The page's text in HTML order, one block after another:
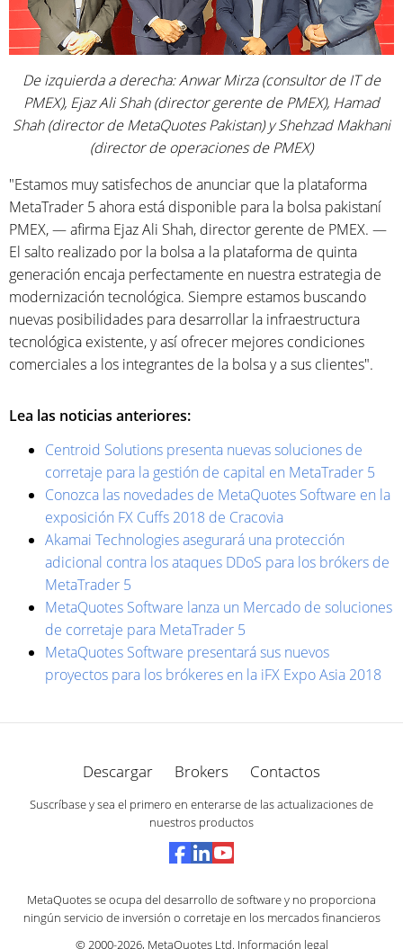
De izquierda a derecha: Anwar Mirza (consultor de IT de
PMEX), Ejaz Ali Shah (director gerente de PMEX), Hamad
Shah (director de MetaQuotes Pakistan) y Shehzad Makhani
(director de operaciones de PMEX)
"Estamos muy satisfechos de anunciar que la plataforma
MetaTrader 5 ahora está disponible para la bolsa pakistaní
PMEX, — afirma Ejaz Ali Shah, director gerente de PMEX. —
El salto realizado por la bolsa a la plataforma de quinta
generación encaja perfectamente en nuestra estrategia de
modernización tecnológica. Siempre estamos buscando
nuevas posibilidades para desarrollar la infraestructura
tecnológica existente, y así ofrecer mejores condiciones
comerciales a los integrantes de la bolsa y a sus clientes".
Lea las noticias anteriores:
Centroid Solutions presenta nuevas soluciones de
corretaje para la gestión de capital en MetaTrader 5
Conozca las novedades de MetaQuotes Software en la
exposición FX Cuffs 2018 de Cracovia
Akamai Technologies asegurará una protección
adicional contra los ataques DDoS para los brókers de
MetaTrader 5
MetaQuotes Software lanza un Mercado de soluciones
de corretaje para MetaTrader 5
MetaQuotes Software presentará sus nuevos
proyectos para los brókeres en la iFX Expo Asia 2018
Descargar Brokers Contactos
Suscríbase y sea el primero en enterarse de las actualizaciones de
nuestros productos
MetaQuotes se ocupa del desarrollo de software y no proporciona
ningún servicio de inversión o corretaje en los mercados financieros
© 2000-2026, MetaQuotes Ltd. Información legal